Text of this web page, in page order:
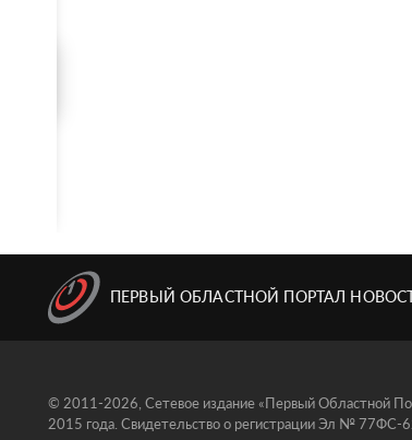
ПЕРВЫЙ ОБЛАСТНОЙ ПОРТАЛ
© 2011-2026, Сетевое издание «Первый Областной
2015 года. Свидетельство о регистрации Эл № 77ФС-